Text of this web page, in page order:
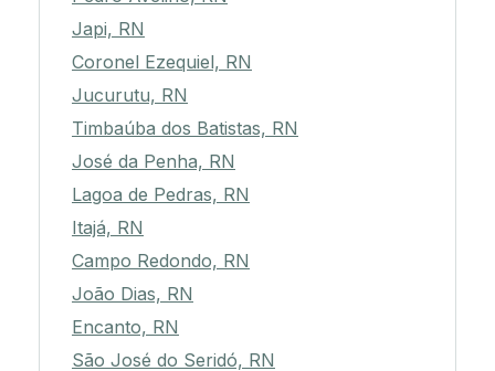
Japi, RN
Coronel Ezequiel, RN
Jucurutu, RN
Timbaúba dos Batistas, RN
José da Penha, RN
Lagoa de Pedras, RN
Itajá, RN
Campo Redondo, RN
João Dias, RN
Encanto, RN
São José do Seridó, RN